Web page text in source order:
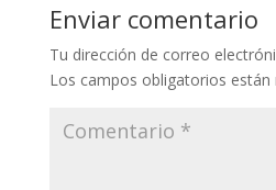
Enviar comentario
Tu dirección de correo
Los campos obligatorios están